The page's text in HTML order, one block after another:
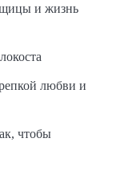
и жизнь
любви и
чтобы